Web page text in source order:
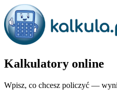
Kalkulatory online
Wpisz, co chcesz policzyć —